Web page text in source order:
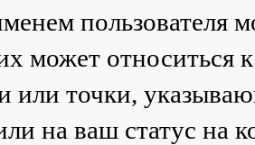
пользователя
может относиться
или точки,
на ваш статус на